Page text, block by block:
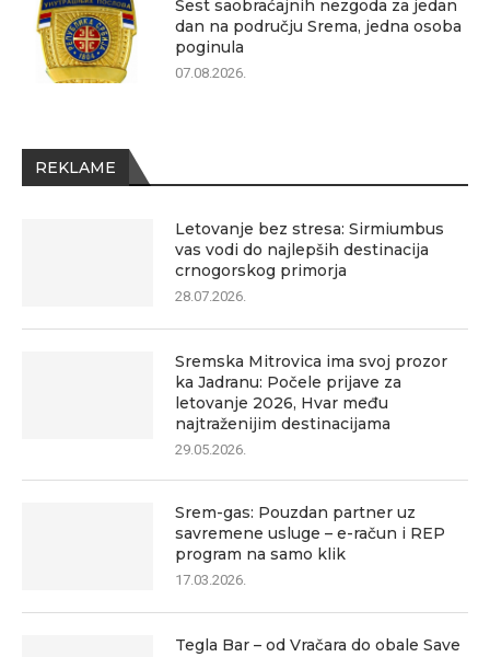
Šest saobraćajnih nezgoda za jedan
dan na području Srema, jedna osoba
poginula
07.08.2026.
REKLAME
Letovanje bez stresa: Sirmiumbus
vas vodi do najlepših destinacija
crnogorskog primorja
28.07.2026.
Sremska Mitrovica ima svoj prozor
ka Jadranu: Počele prijave za
letovanje 2026, Hvar među
najtraženijim destinacijama
29.05.2026.
Srem-gas: Pouzdan partner uz
savremene usluge – e-račun i REP
program na samo klik
17.03.2026.
Tegla Bar – od Vračara do obale Save